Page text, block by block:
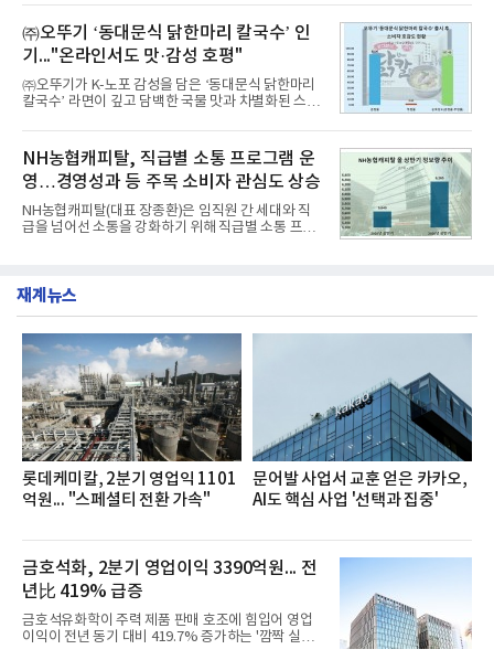
수력원자력, 한국석
떼는 6년 만에 선보이는 8세대 완전변경 모델로, ▲정
교한 선과 면을 중심으로 완성한 파격적인 디자인 ▲
과거 중형 세단 수준으로 확대된 차체 제원 ▲글로벌
최고 수준의 안전성 ▲성능과 효율을 동시에 높인 주
행 완성도 ▲첨단 편의 및 디지털 사양 적용 등을 통해
글로벌 준중형 세단의 새로운 기준을 세웠다.아반떼
는 가솔린 2.0과 1.6 하이브리드 두 가지 파워트레인
넘
㈜오뚜기 ‘동대문식 닭한마리 칼국수’ 인
기..."온라인서도 맛·감성 호평"
㈜오뚜기가 K-노포 감성을 담은 ‘동대문식 닭한마리
칼국수’ 라면이 깊고 담백한 국물 맛과 차별화된 스토
혔다.‘동대문식 닭한마리 칼국수’는 예상을 뛰어넘는
소비자 호응에 힘입어 지난 7월 13일 첫 선을 보인 지
단 18일 만에 누적 판매량 50만 개를 돌파하는 성과를
거두었다.이번 신제품은 개발진이 전국의 닭한마리
전문점을 직접 찾아 다니며 최적의 육수 비율을 완성
했다. 자극적이지 않으면서도 깊은 닭육수에 마늘의
개운한 풍미를 더했으며, 국물이 잘 배어들면서도 쫄
서도
NH농협캐피탈, 직급별 소통 프로그램 운
영…경영성과 등 주목 소비자 관심도 상승
NH농협캐피탈(대표 장종환)은 임직원 간 세대와 직
급을 넘어선 소통을 강화하기 위해 직급별 소통 프로
영지원부 홍보팀과 2026년 새로이(e)＊가 공동 주관
쳐 진행됐다.참고로 새로이(e)는 NH농협캐피탈 MZ
세대들로(과장~계장) 구성된 자율 참여조직으로, 조
직문화 혁신과 업무 효율성 향상을 위한 다양한 활동
을 추진하며,새로운 변화와 이로운 영향력을 조직전
반에 전파하는 역할
재계뉴스
롯데케미칼, 2분기 영업익 1101
억원... "스페셜티 전환 가속"
문어발 사업서 교훈 얻은 카카오,
AI도 핵심 사업 '선택과 집중'
금호석화, 2분기 영업이익 3390억원... 전
년比 419% 급증
금호석유화학이 주력 제품 판매 호조에 힘입어 영업
이익이 전년 동기 대비 419.7% 증가하는 '깜짝 실